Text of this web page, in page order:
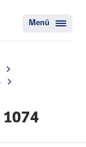
Menú
1074